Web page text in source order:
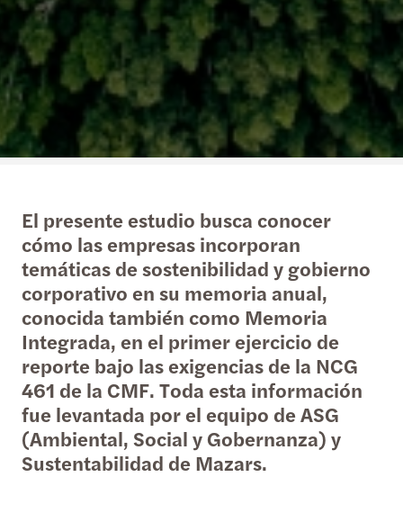
El presente estudio busca conocer
cómo las empresas incorporan
temáticas de sostenibilidad y gobierno
corporativo en su memoria anual,
conocida también como Memoria
Integrada, en el primer ejercicio de
reporte bajo las exigencias de la NCG
461 de la CMF. Toda esta información
fue levantada por el equipo de ASG
(Ambiental, Social y Gobernanza) y
Sustentabilidad de Mazars.